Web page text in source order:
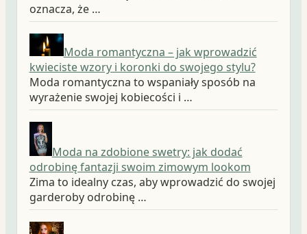
oznacza, że …
Moda romantyczna – jak wprowadzić
kwieciste wzory i koronki do swojego stylu?
Moda romantyczna to wspaniały sposób na
wyrażenie swojej kobiecości i …
Moda na zdobione swetry: jak dodać
odrobinę fantazji swoim zimowym lookom
Zima to idealny czas, aby wprowadzić do swojej
garderoby odrobinę …